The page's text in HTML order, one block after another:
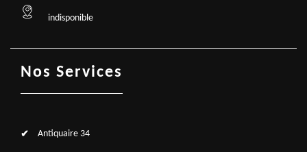
indisponible
Nos Services
Antiquaire 34